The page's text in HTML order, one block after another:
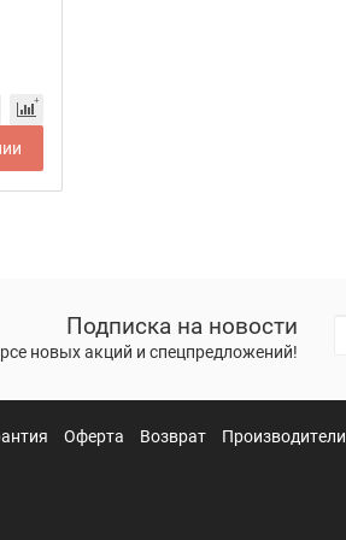
Подписка на новости
новых акций и спецпредложений!
Оферта Возврат Производители